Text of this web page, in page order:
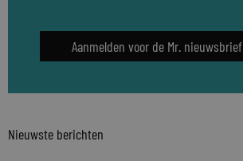
Aanmelden voor de Mr. nieuwsbrief
Nieuwste berichten